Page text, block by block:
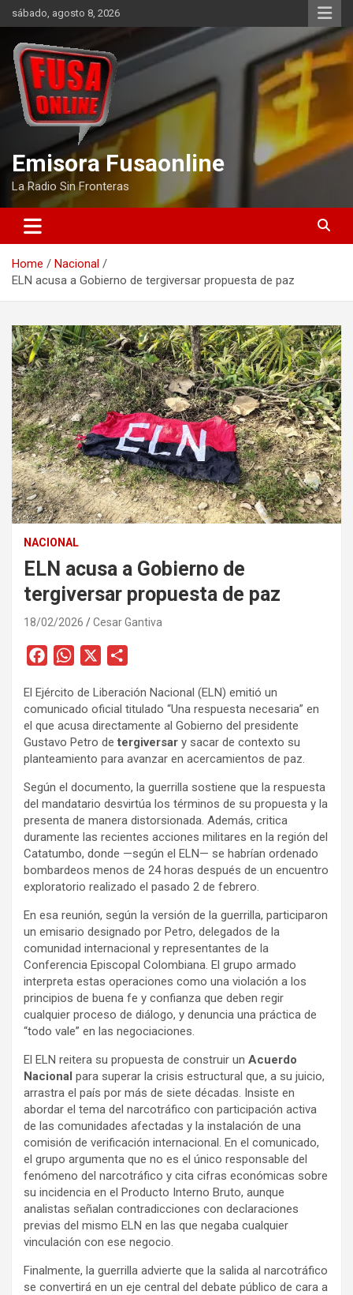
Skip
to
content
sábado, agosto 8, 2026
Emisora Fusaonline
La Radio Sin Fronteras
Home
Nacional
ELN acusa a Gobierno de tergiversar propuesta de paz
NACIONAL
ELN acusa a Gobierno de
tergiversar propuesta de paz
18/02/2026 Cesar Gantiva
c
e
b
o
k
W
a
t
s
A
p
m
p
a
r
i
r
El Ejército de Liberación Nacional (ELN) emitió un
comunicado oficial titulado “Una respuesta necesaria” en
el que acusa directamente al Gobierno del presidente
Gustavo Petro detergiversar y sacar de contexto su
planteamiento para avanzar en acercamientos de paz.
Según el documento, la guerrilla sostiene que la respuesta
del mandatario desvirtúa los términos de su propuesta y la
presenta de manera distorsionada. Además, critica
duramente las recientes acciones militares en la región del
Catatumbo, donde —según el ELN— se habrían ordenado
bombardeos menos de 24 horas después de un encuentro
exploratorio realizado el pasado 2 de febrero.
En esa reunión, según la versión de la guerrilla, participaron
un emisario designado por Petro, delegados de la
comunidad internacional y representantes de la
Conferencia Episcopal Colombiana. El grupo armado
interpreta estas operaciones como una violación a los
principios de buena fe y confianza que deben regir
cualquier proceso de diálogo, y denuncia una práctica de
“todo vale” en las negociaciones.
El ELN reitera su propuesta de construir un Acuerdo
Nacional para superar la crisis estructural que, a su juicio,
arrastra el país por más de siete décadas. Insiste en
abordar el tema del narcotráfico con participación activa
de las comunidades afectadas y la instalación de una
comisión de verificación internacional. En el comunicado,
el grupo argumenta que no es el único responsable del
fenómeno del narcotráfico y cita cifras económicas sobre
su incidencia en el Producto Interno Bruto, aunque
analistas señalan contradicciones con declaraciones
previas del mismo ELN en las que negaba cualquier
vinculación con ese negocio.
Finalmente, la guerrilla advierte que la salida al narcotráfico
se convertirá en un eje central del debate público de cara a